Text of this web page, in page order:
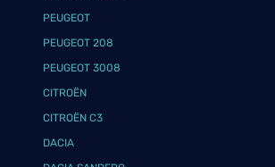
PEUGEOT
PEUGEOT 208
PEUGEOT 3008
CITROËN
CITROËN C3
DACIA